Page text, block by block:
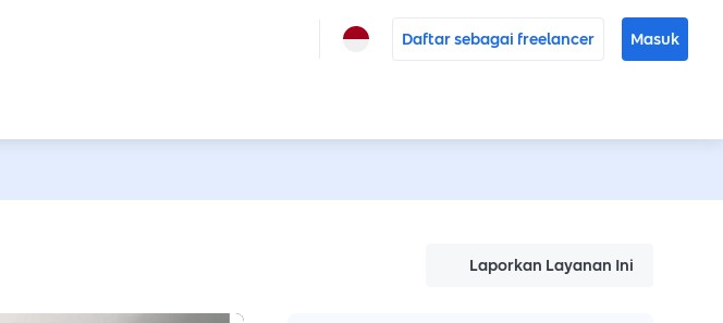
Daftar sebagai freelancer Masuk
Laporkan Layanan Ini